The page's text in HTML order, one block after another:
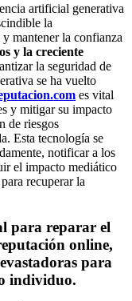
artificial generativa
la
mantener la confianza
y la creciente
la seguridad de
se ha vuelto
es vital
y mitigar su impacto
de riesgos
Esta tecnología se
notificar a los
el impacto mediático
recuperar la
para reparar el
online,
para
individuo.